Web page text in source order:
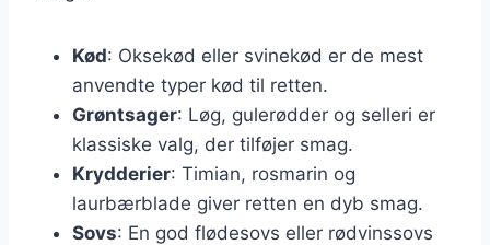
Kød: Oksekød eller svinekød er de mest
anvendte typer kød til retten.
Grøntsager: Løg, gulerødder og selleri er
klassiske valg, der tilføjer smag.
Krydderier: Timian, rosmarin og
laurbærblade giver retten en dyb smag.
Sovs: En god flødesovs eller rødvinssovs